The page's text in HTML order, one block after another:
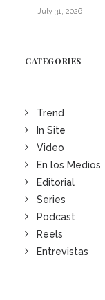
July 31, 2026
CATEGORIES
Trend
In Site
Video
En los Medios
Editorial
Series
Podcast
Reels
Entrevistas